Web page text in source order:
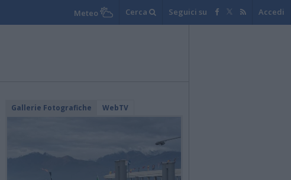
Meteo Cerca Seguici su Accedi
Gallerie Fotografiche WebTV